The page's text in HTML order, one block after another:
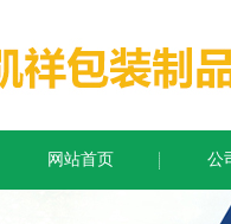
网站首页 公